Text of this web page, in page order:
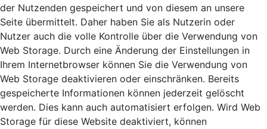
der Nutzenden gespeichert und von diesem an unsere
Seite übermittelt. Daher haben Sie als Nutzerin oder
Nutzer auch die volle Kontrolle über die Verwendung von
Web Storage. Durch eine Änderung der Einstellungen in
Ihrem Internetbrowser können Sie die Verwendung von
Web Storage deaktivieren oder einschränken. Bereits
gespeicherte Informationen können jederzeit gelöscht
werden. Dies kann auch automatisiert erfolgen. Wird Web
Storage für diese Website deaktiviert, können